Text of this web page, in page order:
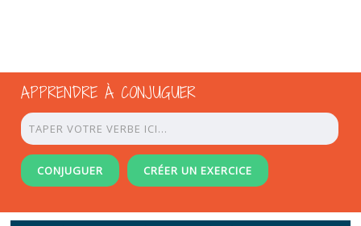
APPRENDRE À CONJUGUER
CONJUGUER CRÉER UN EXERCICE